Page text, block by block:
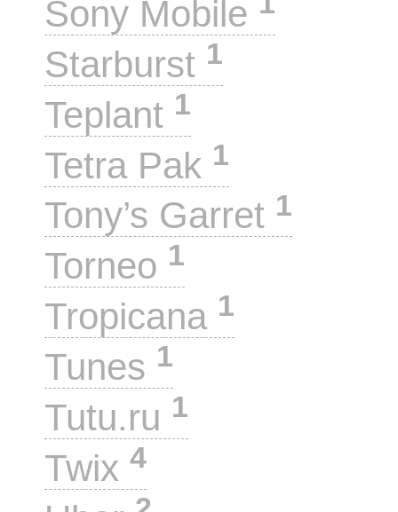
Sony Mobile
Starburst 1
Teplant 1
Tetra Pak 1
Tony’s Garret 1
Torneo 1
Tropicana 1
Tunes 1
Tutu.ru 1
Twix 4